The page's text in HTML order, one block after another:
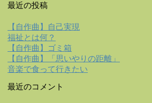
最近の投稿
【自作曲】自己実現
福祉とは何？
【自作曲】ゴミ箱
【自作曲】「思いやりの距離」
音楽で食って行きたい
最近のコメント